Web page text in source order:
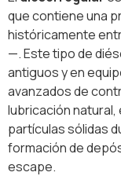
que contiene una
históricamente
—. Este tipo de
antiguos y en
avanzados de
lubricación
partículas sólidas
formación de
escape.